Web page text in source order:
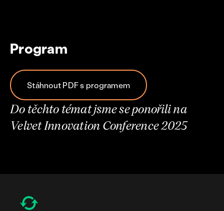
Program
Stáhnout PDF s programem
Do těchto témat jsme se ponořili na
Velvet Innovation Conference 2025